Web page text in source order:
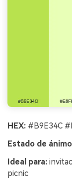
HEX: #B9E34C
Estado de
Ideal para:
picnic